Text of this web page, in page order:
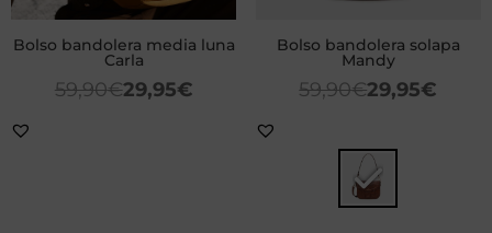
Bolso bandolera media luna
Carla
59,90€29,95€
Bolso bandolera solapa
Mandy
59,90€29,95€